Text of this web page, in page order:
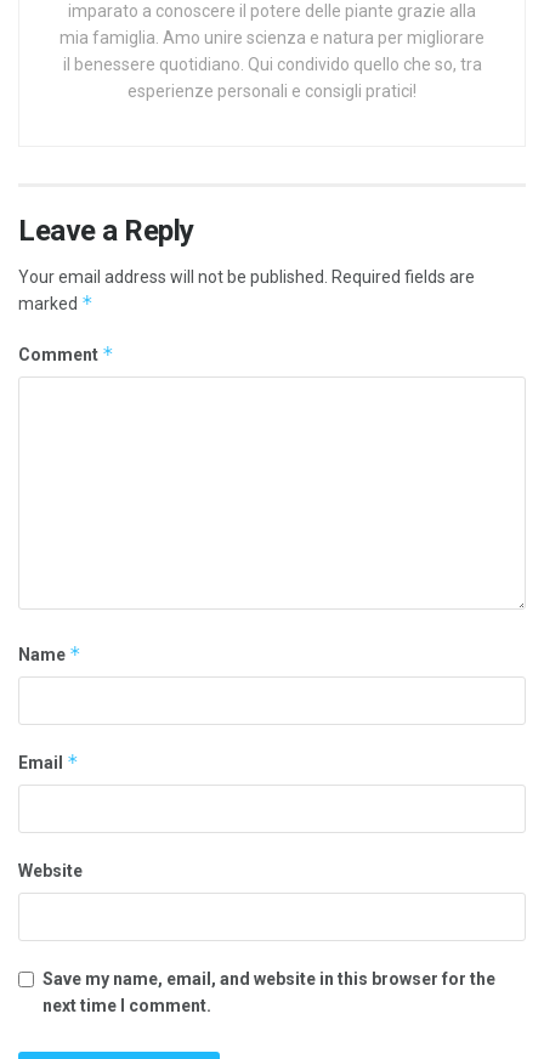
imparato a conoscere il potere delle piante grazie alla
mia famiglia. Amo unire scienza e natura per migliorare
il benessere quotidiano. Qui condivido quello che so, tra
esperienze personali e consigli pratici!
Leave a Reply
Your email address will not be published. Required fields are
marked *
Comment *
Name *
Email *
Website
Save my name, email, and website in this browser for the
next time I comment.